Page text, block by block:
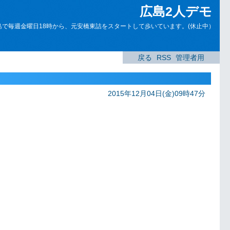
広島2人デモ
で毎週金曜日18時から、元安橋東詰をスタートして歩いています。(休止中）
戻る RSS 管理者用
2015年12月04日(金)09時47分